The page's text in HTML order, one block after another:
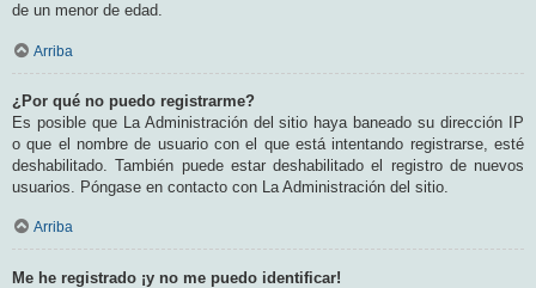
de un menor de edad.
Arriba
¿Por qué no puedo registrarme?
Es posible que La Administración del sitio haya baneado su dirección IP
o que el nombre de usuario con el que está intentando registrarse, esté
deshabilitado. También puede estar deshabilitado el registro de nuevos
usuarios. Póngase en contacto con La Administración del sitio.
Arriba
Me he registrado ¡y no me puedo identificar!